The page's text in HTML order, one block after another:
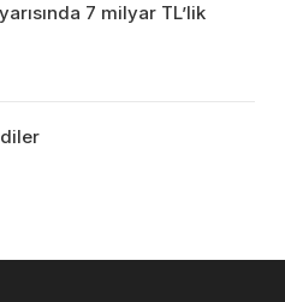
7 milyar TL’lik